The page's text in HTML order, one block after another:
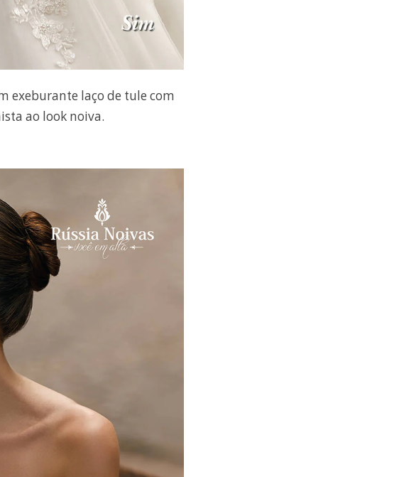
exeburante laço de tule com
ao look noiva.